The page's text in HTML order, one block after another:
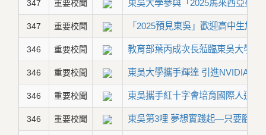
347 重要校聞 東吳大學參與「2025馬來西亞臺
347 重要校聞 「2025預見東吳」歡迎高中生加
346 重要校聞 教育部葉丙成次長蒞臨東吳大學，
346 重要校聞 東吳大學攜手輝達 引進NVIDIA
346 重要校聞 東吳攜手紅十字會培育國際人道專
346 重要校聞 東吳第3哩 夢想實踐起—只要腳不